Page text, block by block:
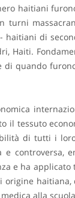
haitiani
di
Haiti.
di quando
il tessuto
di tutti i
controversa,
e ha applicato
origine haitiana,
alla